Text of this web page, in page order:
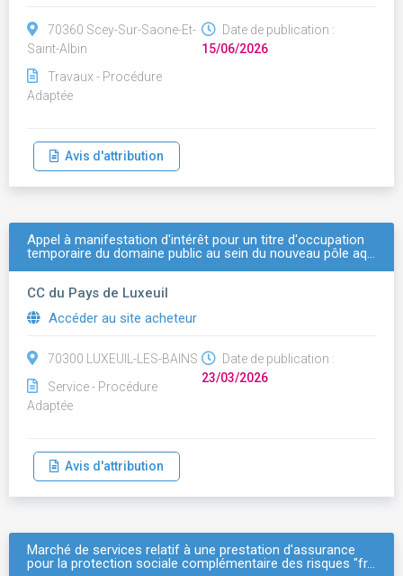
70360 Scey-Sur-Saone-Et-
Saint-Albin
Travaux - Procédure
Adaptée
Date de publication :
15/06/2026
Avis d'attribution
Appel à manifestation d'intérêt pour un titre d'occupation
temporaire du domaine public au sein du nouveau pôle aq…
CC du Pays de Luxeuil
Accéder au site acheteur
70300 LUXEUIL-LES-BAINS
Service - Procédure
Adaptée
Date de publication :
23/03/2026
Avis d'attribution
Marché de services relatif à une prestation d'assurance
pour la protection sociale complémentaire des risques "fr…